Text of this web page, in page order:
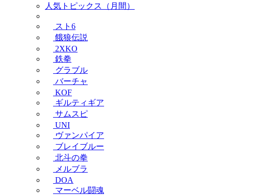
人気トピックス（月間）
スト6
餓狼伝説
2XKO
鉄拳
グラブル
バーチャ
KOF
ギルティギア
サムスピ
UNI
ヴァンパイア
ブレイブルー
北斗の拳
メルブラ
DOA
マーベル闘魂